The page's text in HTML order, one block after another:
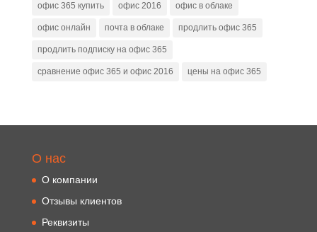
офис 365 купить офис 2016 офис в облаке
офис онлайн почта в облаке продлить офис 365
продлить подписку на офис 365
сравнение офис 365 и офис 2016 цены на офис 365
О нас
О компании
Отзывы клиентов
Реквизиты